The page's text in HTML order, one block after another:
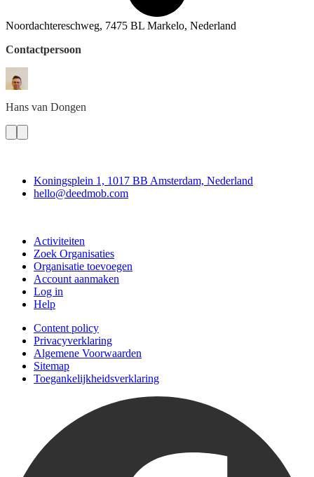
Noordachtereschweg, 7475 BL Markelo, Nederland
Contactpersoon
Hans van Dongen
Koningsplein 1, 1017 BB Amsterdam, Nederland
hello@deedmob.com
Activiteiten
Zoek Organisaties
Organisatie toevoegen
Account aanmaken
Log in
Help
Content policy
Privacyverklaring
Algemene Voorwaarden
Sitemap
Toegankelijkheidsverklaring